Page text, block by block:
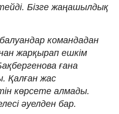
Бізге жаңашылдық
ко­мандадан
жарқырап ешкім
ғана
Қалған жас
көрсете алмады.
әуелден бар.